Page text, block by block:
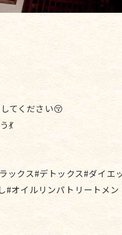
てください😚
💃
ックス#デトックス#ダイ
#オイルリンパトリートメ